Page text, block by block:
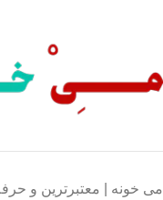
می خونه | معتبرترین و